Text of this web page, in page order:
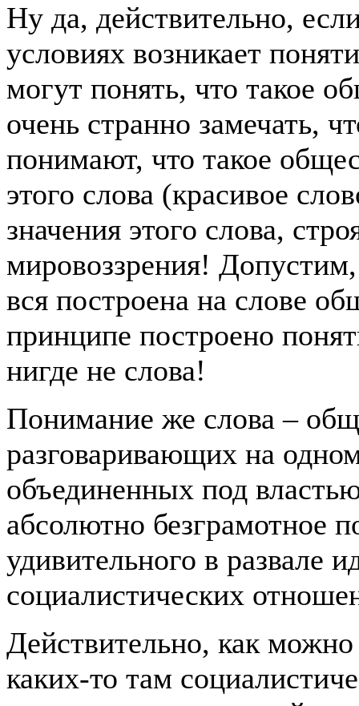
Ну да, действительно,
условиях возникает
могут понять, что такое
очень странно замечать,
понимают, что такое
этого слова (красивое
значения этого слова,
мировоззрения!
вся построена на слове
принципе построено
нигде не слова!
Понимание же слова –
разговаривающих на
объединенных под
абсолютно безграмотное
удивительного в развале
социалистических
Действительно, как
каких-то там